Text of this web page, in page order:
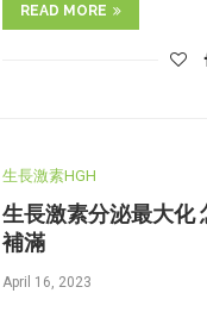
READ MORE
生長激素HGH
生長激素分泌最大化
補滿
April 16, 2023